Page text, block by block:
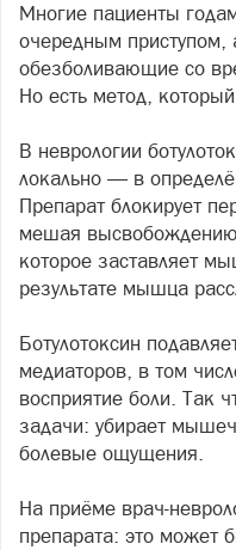
Многие пациенты
очередным приступом,
обезболивающие со
Но есть метод,
В неврологии
локально — в
Препарат блокирует
мешая
которое заставляет
результате мышца
Ботулотоксин
медиаторов, в том
восприятие боли. Так
задачи: убирает
болевые ощущения.
На приёме врач-
препарата: это может